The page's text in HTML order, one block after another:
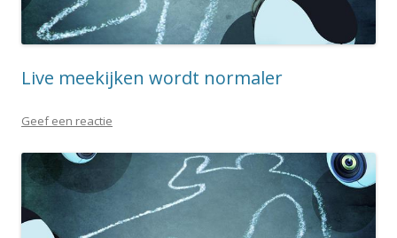
Live meekijken wordt normaler
Geef een reactie